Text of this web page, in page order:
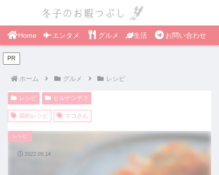
Home エンタメ グルメ 生活 お問い合わせ
PR
ホーム グルメ レシピ
レシピ ヒルナンデス
節約レシピ マコさん
レシピ
2022.09.14